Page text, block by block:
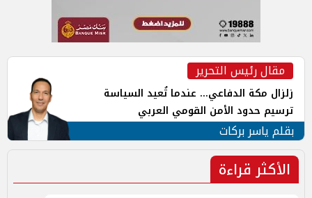
مقال رئيس التحرير
زلزال مكة الدفاعي... عندما تُعيد السياسة
ترسيم حدود الأمن القومي العربي
بقلم ياسر بركات
الأكثر قراءة